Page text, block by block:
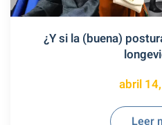
¿Y si la (buena)
abril
Leer